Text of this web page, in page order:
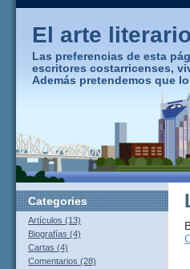
El arte
Las preferencias de esta
escritores costarricenses,
Además pretendemos que
Categories
Artículos (13)
Biografías (4)
Cartas (4)
Comentarios (28)